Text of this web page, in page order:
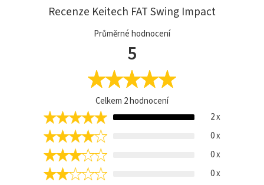
Recenze Keitech FAT Swing Impact
Průměrné hodnocení
5
Celkem 2hodnocení
2 x
0 x
0 x
0 x